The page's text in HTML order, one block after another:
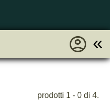
«
account_circle
prodotti 1 - 0 di 4.